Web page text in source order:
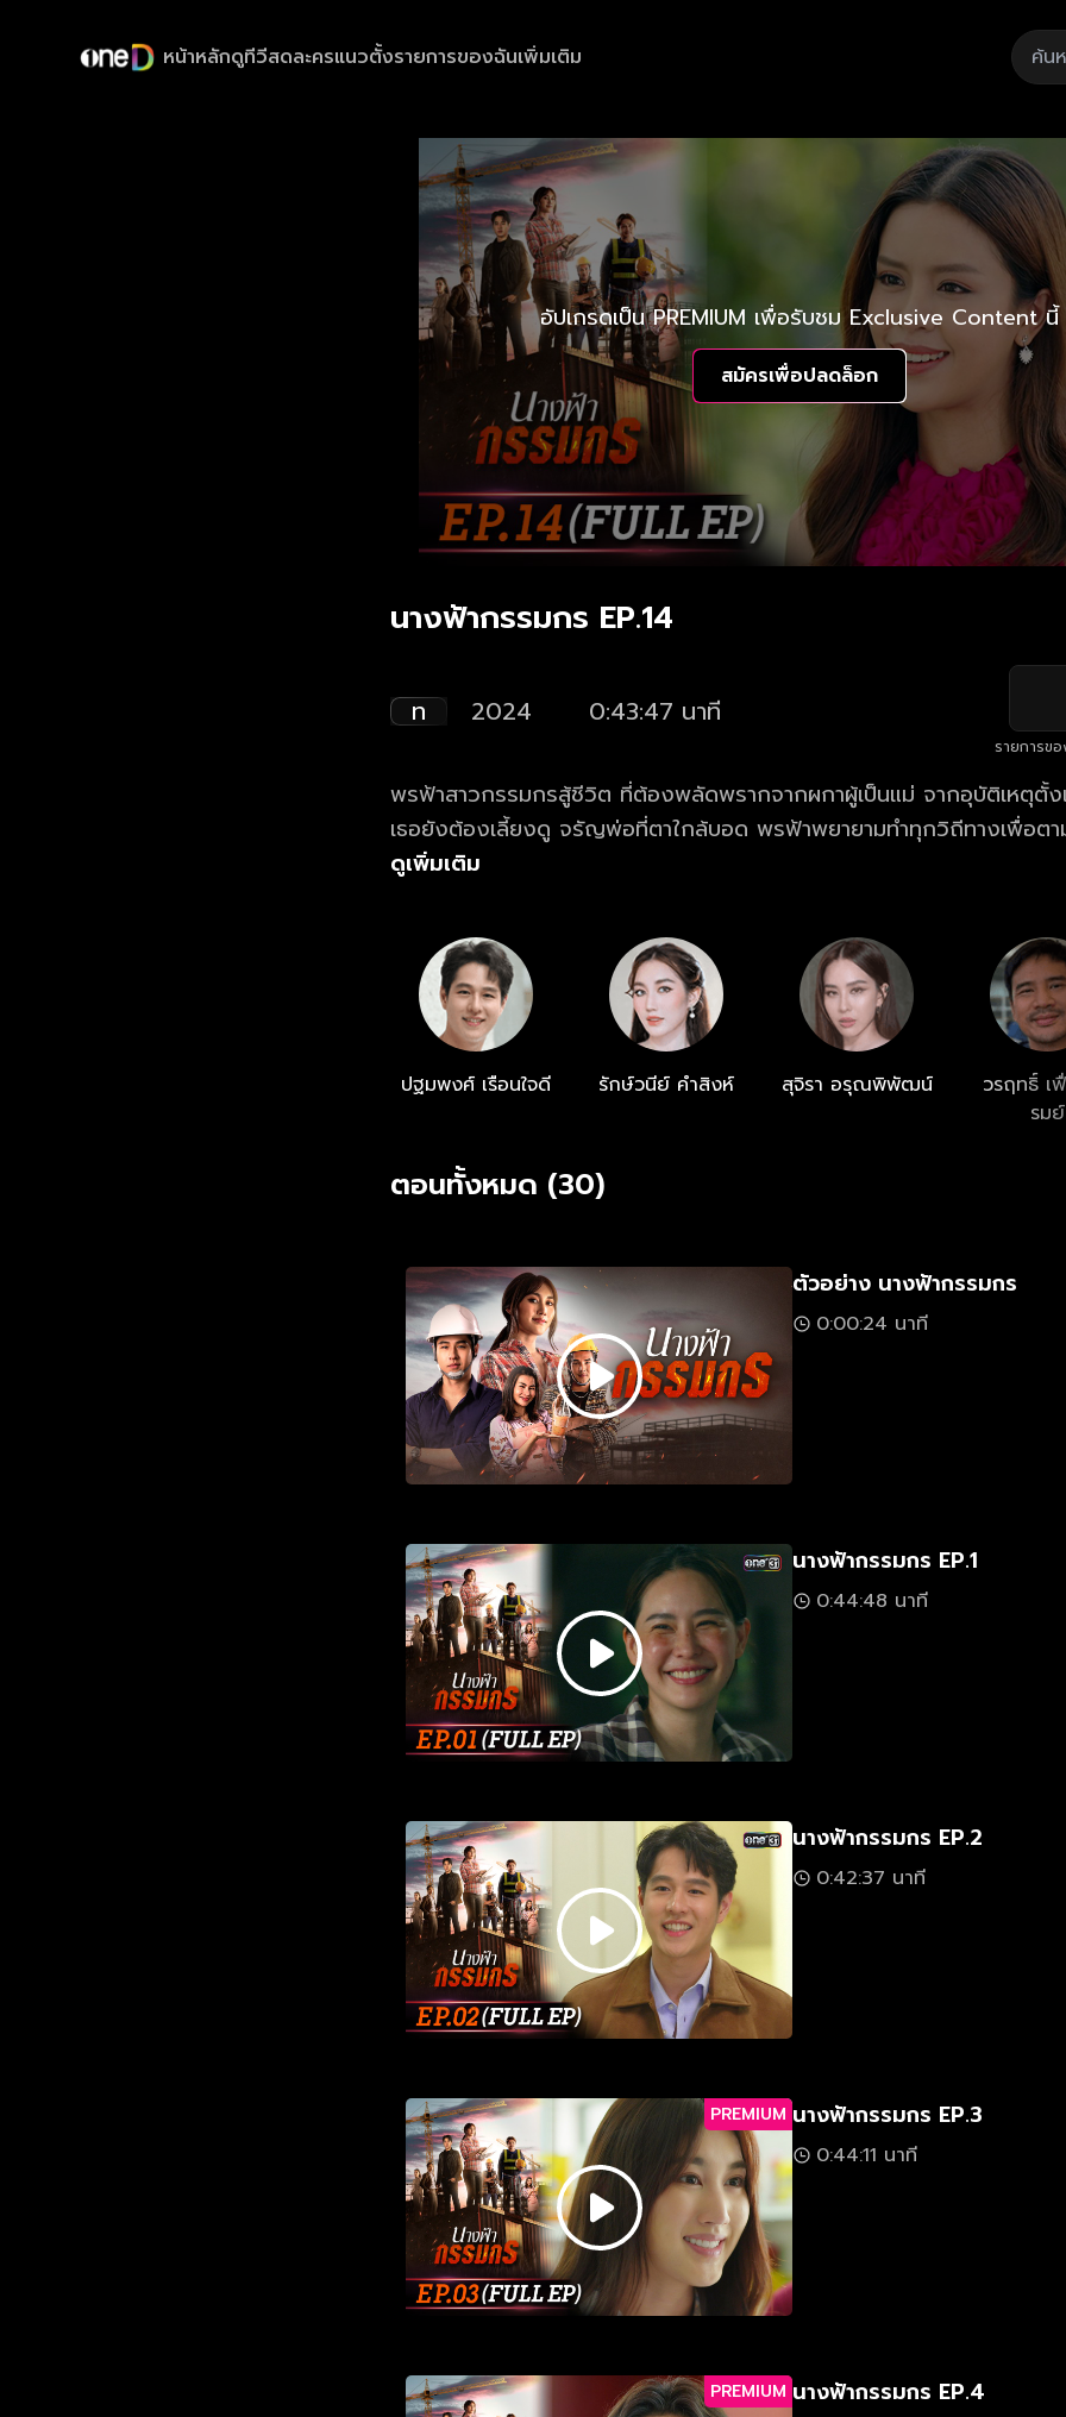
หน้าหลักดูทีวีสดละครแนวตั้งรายการของฉันเพิ่มเติม
อัปเกรดเป็น PREMIUM เพื่อรับชม Exclusive Content นี้
สมัครเพื่อปลดล็อก
นางฟ้ากรรมกร EP.14
ท 2024 0:43:47 นาที
รายการข
พรฟ้าสาวกรรมกรสู้ชีวิต ที่ต้องพลัดพรากจากผกาผู้เป็นแม่ จากอุบัติเหตุตั้
เธอยังต้องเลี้ยงดู จรัญพ่อที่ตาใกล้บอด พรฟ้าพยายามทำทุกวิถีทางเพื่อตา
โดยหวังให้ครอบครัวได้กลับมาอยู่พร้อมหน้าพร้อมตาอีกครั้ง ซึ่งเธอมีเพียงส
ก่อสร้าง ที่แอบชอบเธอตั้งแต่แรกเจอ พรฟ้าจะตามหาแม่เจอหรือไม่ และเธอ
อุปสรรคอะไรอีกบ้าง
ดูเพิ่มเติม
ปฐมพงศ์ เรือนใจดี รักษ์วนีย์ คำสิงห์ สุจิรา อรุณพิพัฒน์
วรฤทธิ์ เ
รมย์
ตอนทั้งหมด (30)
ตัวอย่าง นางฟ้ากรรมกร
0:00:24 นาที
นางฟ้ากรรมกร EP.1
0:44:48 นาที
นางฟ้ากรรมกร EP.2
0:42:37 นาที
PREMIUM นางฟ้ากรรมกร EP.3
0:44:11 นาที
PREMIUM นางฟ้ากรรมกร EP.4